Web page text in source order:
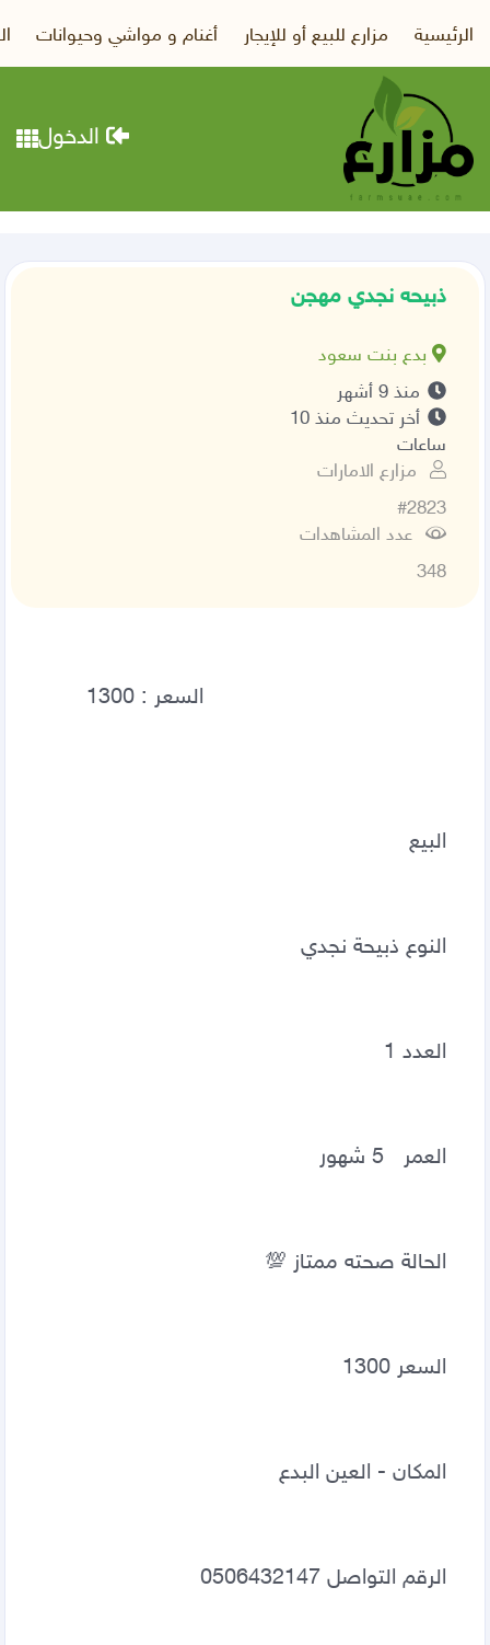
الرئيسية مزارع للبيع أو للإيجار أغنام و مواشي وحيوانات
الدخول
ذبيحه نجدي مهجن
بدع بنت سعود
منذ 9 أشهر
أخر تحديث منذ 10
ساعات
مزارع الامارات
#2823
عدد المشاهدات
348
البيع
النوع ذبيحة نجدي
العدد 1
العمر   5 شهور
الحالة صحته ممتاز 💯
السعر 1300
المكان - العين البدع
الرقم التواصل 0506432147